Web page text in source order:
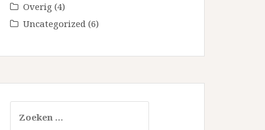
Overig (4)
Uncategorized (6)
naar: